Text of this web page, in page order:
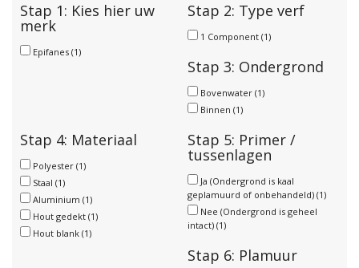
Stap 1: Kies hier uw
merk
Epifanes (1)
Stap 2: Type verf
1 Component (1)
Stap 3: Ondergrond
Bovenwater (1)
Binnen (1)
Stap 4: Materiaal
Polyester (1)
Staal (1)
Aluminium (1)
Hout gedekt (1)
Hout blank (1)
Stap 5: Primer /
tussenlagen
Ja (Ondergrond is kaal
geplamuurd of onbehandeld) (1)
Nee (Ondergrond is geheel
intact) (1)
Stap 6: Plamuur